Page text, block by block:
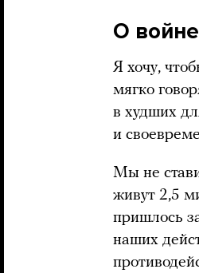
О
Я хочу,
мягко
в худших
и
Мы не
живут 2,5
пришлось
наших